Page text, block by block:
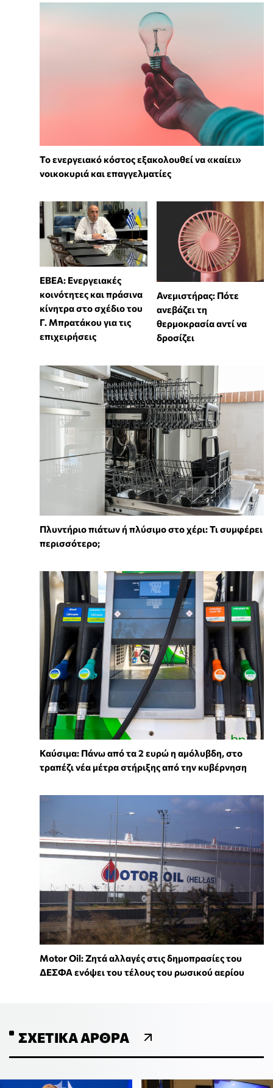
Το ενεργειακό κόστος εξακολουθεί να «καίει»
νοικοκυριά και επαγγελματίες
ΕΒΕΑ: Ενεργειακές
κοινότητες και πράσινα
κίνητρα στο σχέδιο του
Γ. Μπρατάκου για τις
επιχειρήσεις
Ανεμιστήρας: Πότε
ανεβάζει τη
θερμοκρασία αντί να
δροσίζει
Πλυντήριο πιάτων ή πλύσιμο στο χέρι: Τι συμφέρει
περισσότερο;
Καύσιμα: Πάνω από τα 2 ευρώ η αμόλυβδη, στο
τραπέζι νέα μέτρα στήριξης από την κυβέρνηση
Motor Oil: Ζητά αλλαγές στις δημοπρασίες του
ΔΕΣΦΑ ενόψει του τέλους του ρωσικού αερίου
ΣΧΕΤΙΚΆ ΆΡΘΡΑ